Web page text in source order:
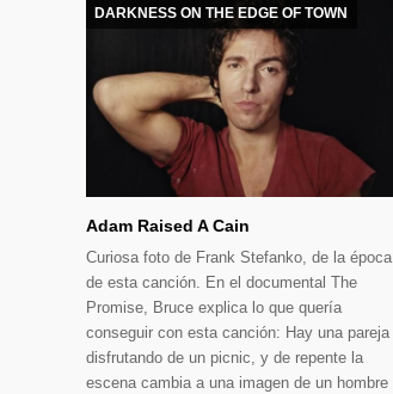
DARKNESS ON THE EDGE OF TOWN
Adam Raised A Cain
Curiosa foto de Frank Stefanko, de la época
de esta canción. En el documental The
Promise, Bruce explica lo que quería
conseguir con esta canción: Hay una pareja
disfrutando de un picnic, y de repente la
escena cambia a una imagen de un hombre